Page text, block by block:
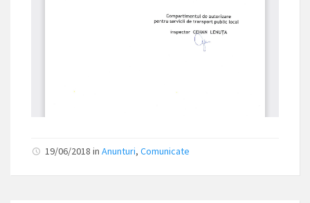
19/06/2018 in Anunturi, Comunicate